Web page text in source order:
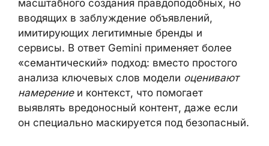
Генеративный ИИ Как Инструмент И
Для Атак, И Для Защиты
Google отмечает, что злоумышленники
активно используютгенеративный ИИдля
масштабного создания правдоподобных, но
вводящих в заблуждение объявлений,
имитирующих легитимные бренды и